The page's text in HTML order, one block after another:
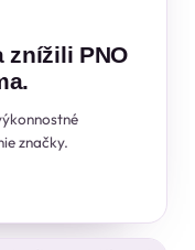
znížili PNO
značky.